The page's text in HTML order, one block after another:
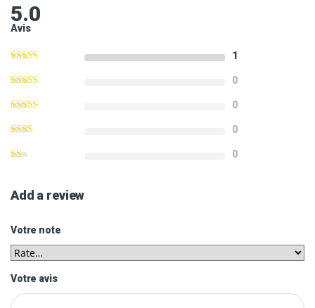
5.0
Avis
1
0
0
0
0
Add a review
Votre note
Votre avis